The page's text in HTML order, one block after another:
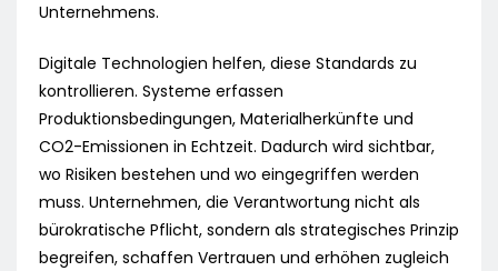
Unternehmens.
Digitale Technologien helfen, diese Standards zu
kontrollieren. Systeme erfassen
Produktionsbedingungen, Materialherkünfte und
CO2-Emissionen in Echtzeit. Dadurch wird sichtbar,
wo Risiken bestehen und wo eingegriffen werden
muss. Unternehmen, die Verantwortung nicht als
bürokratische Pflicht, sondern als strategisches Prinzip
begreifen, schaffen Vertrauen und erhöhen zugleich